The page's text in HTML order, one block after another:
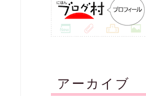
アーカイブ